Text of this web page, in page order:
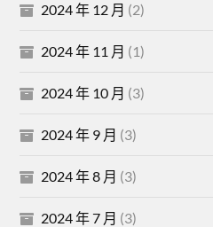
2024 年 12 月 (2)
2024 年 11 月 (1)
2024 年 10 月 (3)
2024 年 9 月 (3)
2024 年 8 月 (3)
2024 年 7 月 (3)